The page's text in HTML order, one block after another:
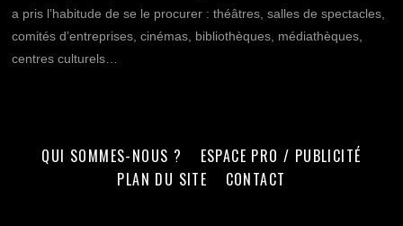
a pris l’habitude de se le procurer : théâtres, salles de spectacles,
comités d’entreprises, cinémas, bibliothèques, médiathèques,
centres culturels…
QUI SOMMES-NOUS ?
ESPACE PRO / PUBLICITÉ
PLAN DU SITE
CONTACT